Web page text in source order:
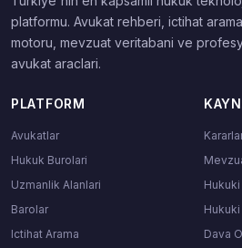
platformu. Avukat rehberi, ictihat arama
motoru, mevzuat veritabani ve
avukat araclari.
PLATFORM
Avukatlar
Hukuk Burolari
Uzmanlik Alanlari
Barolar
Ictihat Arama
Dava